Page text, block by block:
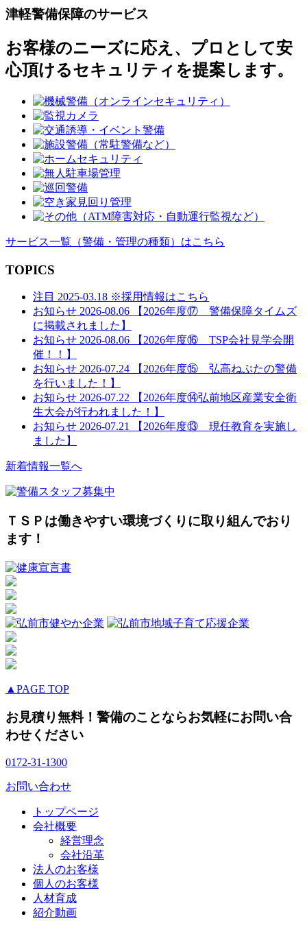
稿
ビ
ゲ
津軽警備保障のサービス
お客様のニーズに応え、プロとして安
心頂けるセキュリティを提案します。
サービス一覧 （警備・管理の種類） はこちら
TOPICS
注目 2025-03.18 ※採用情報はこちら
お知らせ 2026-08.06
【2026年度⑰ 警備保障タイムズ
に掲載されました】
お知らせ 2026-08.06
【2026年度⑯ TSP会社見学会開
催！！】
お知らせ 2026-07.24
【2026年度⑮ 弘高ねぷたの警備
を行いました！】
お知らせ 2026-07.22
【2026年度⑭弘前地区産業安全衛
生大会が行われました！】
お知らせ 2026-07.21
【2026年度⑬ 現任教育を実施し
ました】
新着情報一覧へ
ＴＳＰは働きやすい環境づくりに取り組んでおり
ます！
▲PAGE TOP
お見積り無料！警備のことならお気軽にお問い合
わせください
0172-31-1300
お問い合わせ
トップページ
会社概要
経営理念
会社沿革
法人のお客様
個人のお客様
人材育成
紹介動画